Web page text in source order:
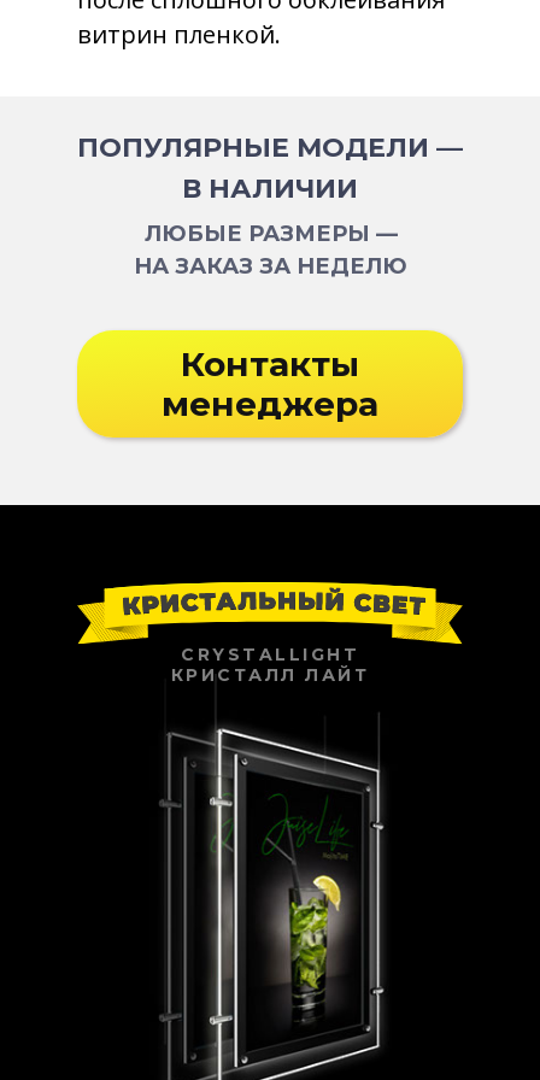
витрин пленкой.
ПОПУЛЯРНЫЕ МОДЕЛИ —
В НАЛИЧИИ
ЛЮБЫЕ РАЗМЕРЫ —
НА ЗАКАЗ ЗА НЕДЕЛЮ
Контакты
менеджера
CRYSTALLIGHT
КРИСТАЛЛ ЛАЙТ